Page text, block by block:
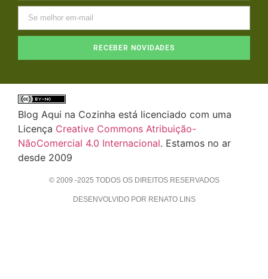
RECEBER NOVIDADES
Blog Aqui na Cozinha está licenciado com uma
Licença Creative Commons Atribuição-
NãoComercial 4.0 Internacional. Estamos no ar
desde 2009
© 2009 -2025 TODOS OS DIREITOS RESERVADOS
DESENVOLVIDO POR RENATO LINS